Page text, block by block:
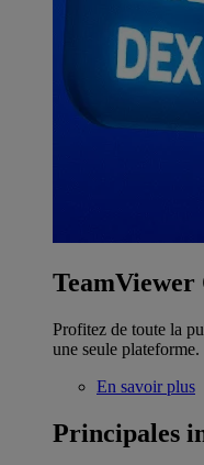
TeamViewer
Profitez de toute la
une seule plateforme.
En savoir plus
Principales